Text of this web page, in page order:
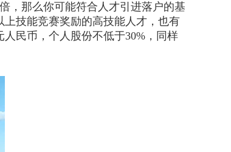
，那么你可能符合人才引进落户的基
技能竞赛奖励的高技能人才，也有
民币，个人股份不低于30%，同样